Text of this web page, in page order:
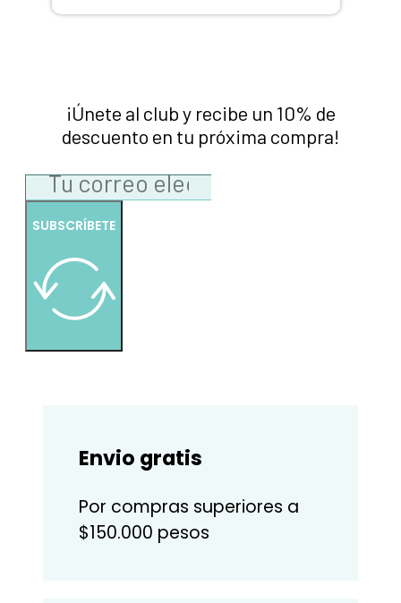
¡Únete al club y recibe un 10% de
descuento en tu próxima compra!
SUBSCRÍBETE
Envio gratis
Por compras superiores a
$150.000 pesos